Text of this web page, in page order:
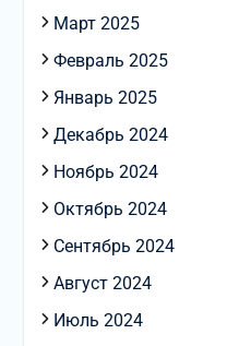
Март 2025
Февраль 2025
Январь 2025
Декабрь 2024
Ноябрь 2024
Октябрь 2024
Сентябрь 2024
Август 2024
Июль 2024